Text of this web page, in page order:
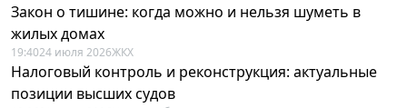
Закон о тишине: когда можно и нельзя шуметь в
жилых домах
19:4024 июля 2026ЖКХ
Налоговый контроль и реконструкция: актуальные
позиции высших судов